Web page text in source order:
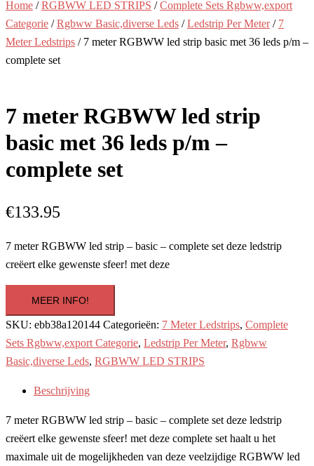
Home /RGBWW LED STRIPS /Complete Sets Rgbww,export
Categorie /Rgbww Basic,diverse Leds /Ledstrip Per Meter/ 7
Meter Ledstrips / 7 meter RGBWW led strip basic met 36 leds p/m –
complete set
7 meter RGBWW led strip
basic met 36 leds p/m –
complete set
€133.95
7 meter RGBWW led strip – basic – complete set deze ledstrip
creëert elke gewenste sfeer! met deze
MEER INFO!
SKU: ebb38a120144 Categorieën: 7 Meter Ledstrips, Complete
Sets Rgbww,export Categorie, Ledstrip Per Meter, Rgbww
Basic,diverse Leds, RGBWW LED STRIPS
Beschrijving
7 meter RGBWW led strip – basic – complete set deze ledstrip
creëert elke gewenste sfeer! met deze complete set haalt u het
maximale uit de mogelijkheden van deze veelzijdige RGBWW led